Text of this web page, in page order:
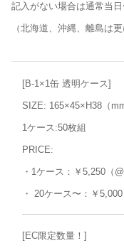
記入がない場合は通常当
（北海道、沖縄、離島は
[B-1×1缶 透明ケース]
SIZE: 165×45×H38（mm
1ケース:50枚組
PRICE:
・1ケース：￥5,250（
・ 20ケース〜：￥
[EC限定数量！]